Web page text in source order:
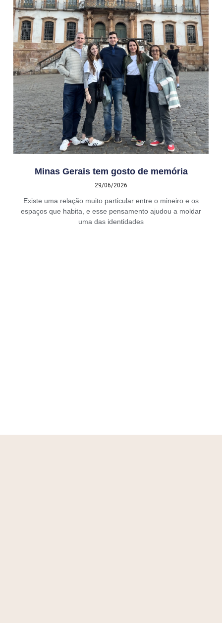
Minas Gerais tem gosto de memória
29/06/2026
Existe uma relação muito particular entre o mineiro e os
espaços que habita, e esse pensamento ajudou a moldar
uma das identidades